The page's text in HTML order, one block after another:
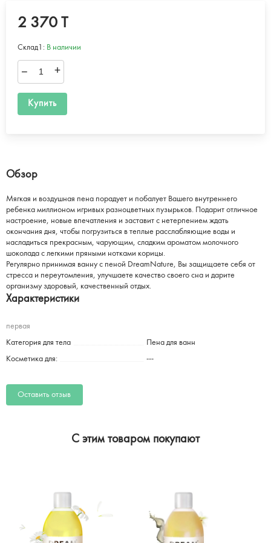
2 370 T
Склад1: В наличии
– +
Купить
Обзор
Мягкая и воздушная пена порадует и побалует Вашего внутреннего
ребенка миллионом игривых разноцветных пузырьков. Подарит отличное
настроение, новые впечатления и заставит с нетерпением ждать
окончания дня, чтобы погрузиться в теплые расслабляющие воды и
насладиться прекрасным, чарующим, сладким ароматом молочного
шоколада с легкими пряными нотками корицы.
Регулярно принимая ванну с пеной DreamNature, Вы защищаете себя от
стресса и переутомления, улучшаете качество своего сна и дарите
организму здоровый, качественный отдых.
Характеристики
первая
Категория для тела Пена для ванн
Косметика для: ---
Оставить отзыв
C этим товаром покупают